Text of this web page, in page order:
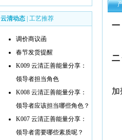
云清动态| 工艺推荐
调价商议函
春节发货提醒
K009 云清正善能量分享：
领导者担当角色
K008 云清正善能量分享：
领导者应该担当哪些角色？
K007 云清正善能量分享：
领导者需要哪些素质呢？
一
二
加